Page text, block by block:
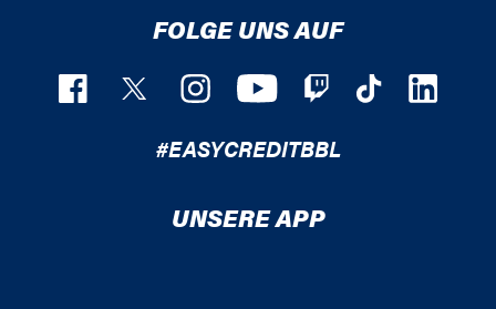
FOLGE UNS AUF
#EASYCREDITBBL
UNSERE APP